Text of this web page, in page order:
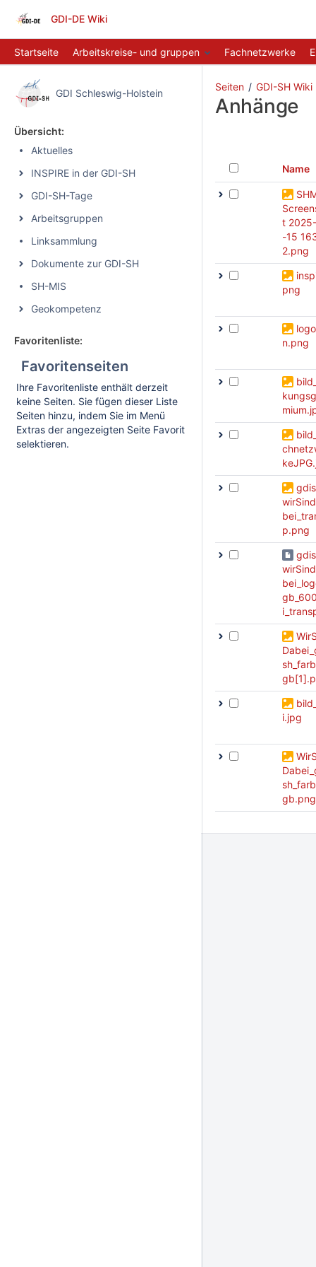
GDI-DE Wiki
Startseite Arbeitskreise- und gruppen Fachnetzwerke
GDI Schleswig-Holstein
Übersicht:
Aktuelles
INSPIRE in der GDI-SH
GDI-SH-Tage
Arbeitsgruppen
Linksammlung
Dokumente zur GDI-SH
SH-MIS
Geokompetenz
Favoritenliste:
Favoritenseiten
Ihre Favoritenliste enthält derzeit
keine Seiten. Sie fügen dieser Liste
Seiten hinzu, indem Sie im Menü
Extras der angezeigten Seite Favorit
selektieren.
Seiten GDI-SH Wiki
Anhänge
Name
t
-15
2.png
png
n.png
p.png
i.jpg
gb.png